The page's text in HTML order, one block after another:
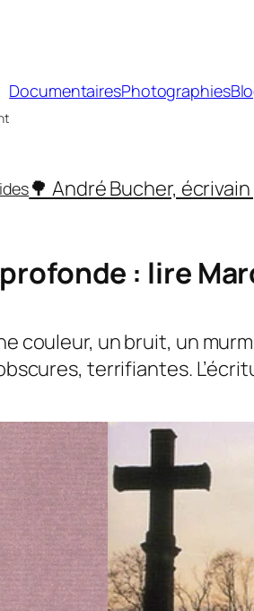
DocumentairesPhotographies
🌳 André Bucher,
: lire
couleur, un bruit, un
terrifiantes.